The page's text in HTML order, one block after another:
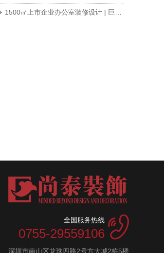
1500㎡上市企业办公室装修设计 | 巨灵财经
全国服务热线
0755-29559106
深圳市南山区龙珠四路2号方大城2栋5楼